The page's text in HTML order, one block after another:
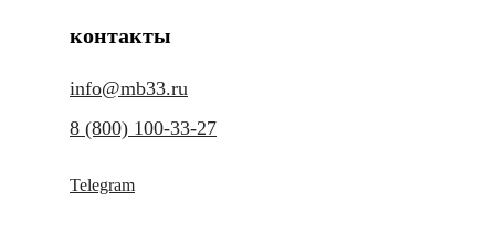
контакты
info@mb33.ru
8 (800) 100-33-27
Telegram